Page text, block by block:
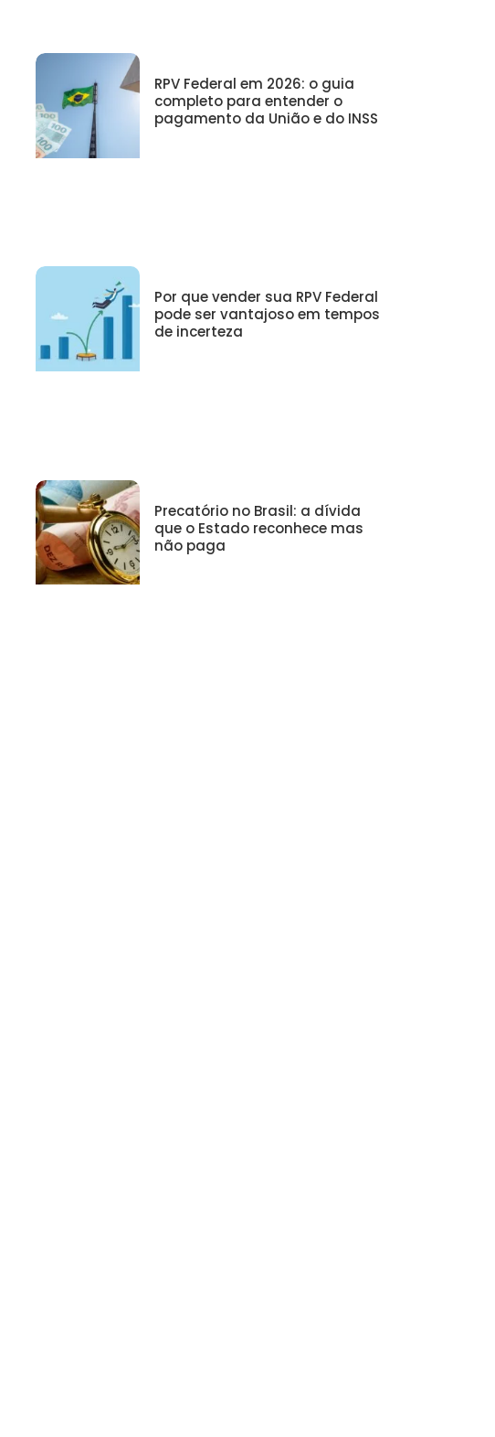
RPV Federal em 2026: o guia
completo para entender o
pagamento da União e do INSS
Por que vender sua RPV Federal
pode ser vantajoso em tempos
de incerteza
Precatório no Brasil: a dívida
que o Estado reconhece mas
não paga